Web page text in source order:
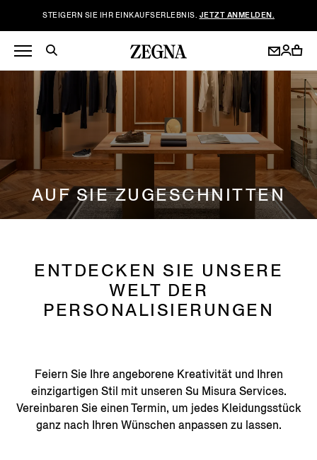
STEIGERN SIE IHR EINKAUFSERLEBNIS. JETZT ANMELDEN.
AUF SIE ZUGESCHNITTEN
ENTDECKEN SIE UNSERE
WELT DER
PERSONALISIERUNGEN
Feiern Sie Ihre angeborene Kreativität und Ihren
einzigartigen Stil mit unseren Su Misura Services.
Vereinbaren Sie einen Termin, um jedes Kleidungsstück
ganz nach Ihren Wünschen anpassen zu lassen.